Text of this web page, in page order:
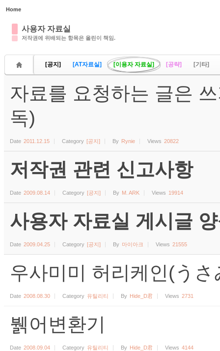
Home
사용자 자료실
저작권에 위배되는 항목은 올린이 책임.
[공지] [AT자료실] [이용자 자료실] [공략] [기타]
자료를 요청하는 글은
독)
Date 2011.12.15 Category [공지] By Rynie Views 20822
저작권 관련 신고사항
Date 2009.08.14 Category [공지] By M. ARK Views 19914
사용자 자료실 게시글
Date 2009.04.25 Category [공지] By 마이아크 Views 21555
우사미미 허리케인(う
Date 2008.08.30 Category 유틸리티 By Hide_D君 Views 2731
뷁어변환기
Date 2008.09.04 Category 유틸리티 By Hide_D君 Views 4144
Sketchbook5, 스케치북5
Sketchbook5, 스케치북5